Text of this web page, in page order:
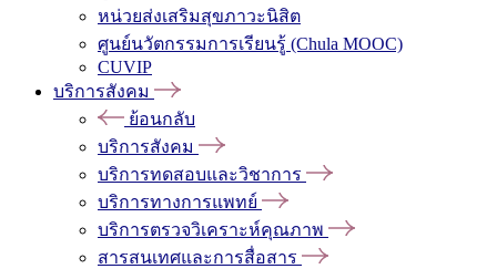
หน่วยส่งเสริมสุขภาวะนิสิต
ศูนย์นวัตกรรมการเรียนรู้ (Chula MOOC)
CUVIP
บริการสังคม
ย้อนกลับ
บริการสังคม
บริการทดสอบและวิชาการ
บริการทางการแพทย์
บริการตรวจวิเคราะห์คุณภาพ
สารสนเทศและการสื่อสาร